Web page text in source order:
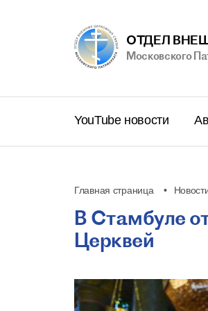
ОТДЕЛ
Московского
YouTube новости
Главная страница
В Стамбуле
Церквей